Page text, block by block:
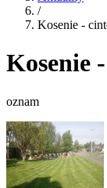
/
Kosenie -
Kosenie
oznam